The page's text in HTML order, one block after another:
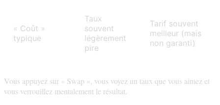
« Coût »
typique
Taux
souvent
légèrement
pire
Tarif souvent
meilleur (mais
non garanti)
Vous appuyez sur « Swap », vous voyez un taux que vous aimez et
vous verrouillez mentalement le résultat.